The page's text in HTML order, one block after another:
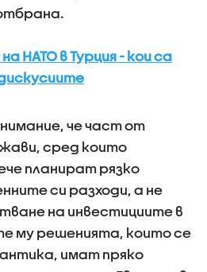
НАТО в Турция - кои са
че част от
сред които
планират рязко
си разходи, а не
на инвестициите в
му решенията, които се
имат пряко